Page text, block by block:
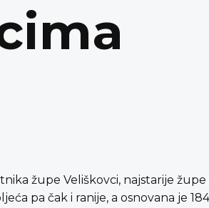
župe Veliškovci, najstarije
pa čak i ranije, a osnovana je